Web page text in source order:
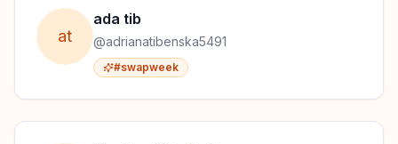
at
ada tib
@adrianatibenska5491
#swapweek